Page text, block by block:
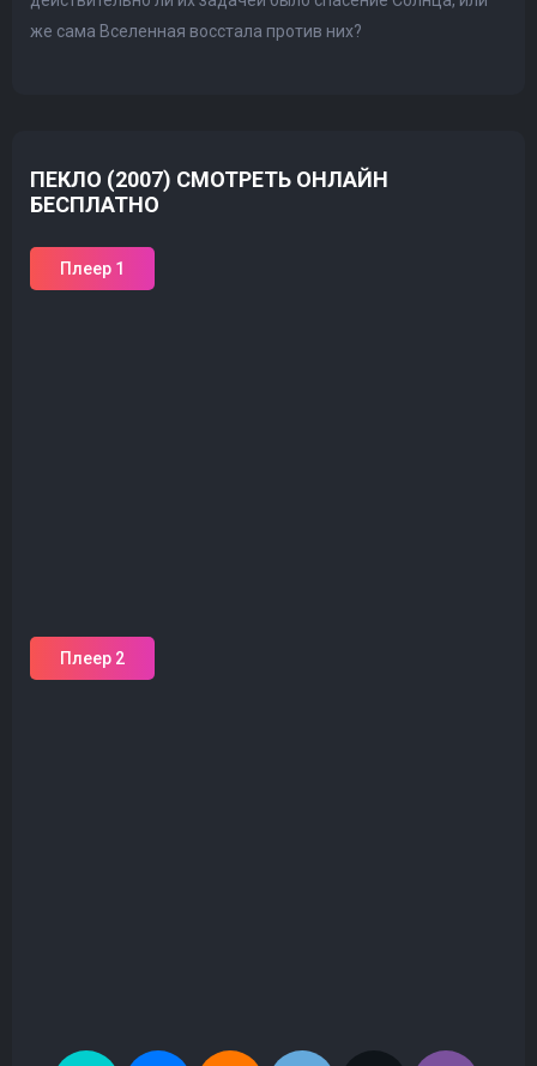
же сама Вселенная восстала против них?
ПЕКЛО (2007) СМОТРЕТЬ ОНЛАЙН
БЕСПЛАТНО
Плеер 1
Плеер 2